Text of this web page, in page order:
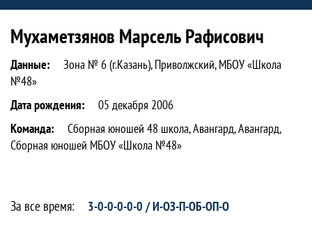
Статистика игрока Мухаметзянов
Мухаметзянов Марсель Рафисович
Данные:
Зона № 6 (г.Казань), Приволжский, МБОУ «Школа
№48»
Дата рождения:
05 декабря 2006
Команда:
Сборная юношей 48 школа, Авангард, Авангард,
Сборная юношей МБОУ «Школа №48»
За все время: 3-0-0-0-0-0 / И-ОЗ-П-ОБ-ОП-О